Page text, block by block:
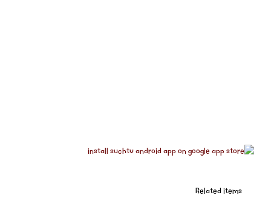
Related items